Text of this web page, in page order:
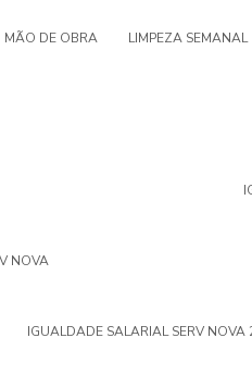
MÃO DE OBRA LIMPEZA SEMANAL
NOVA
IGUALDADE SALARIAL SERV NOVA